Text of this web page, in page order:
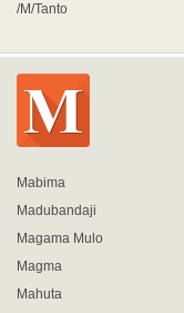
/M/Tanto
Mabima
Madubandaji
Magama Mulo
Magma
Mahuta